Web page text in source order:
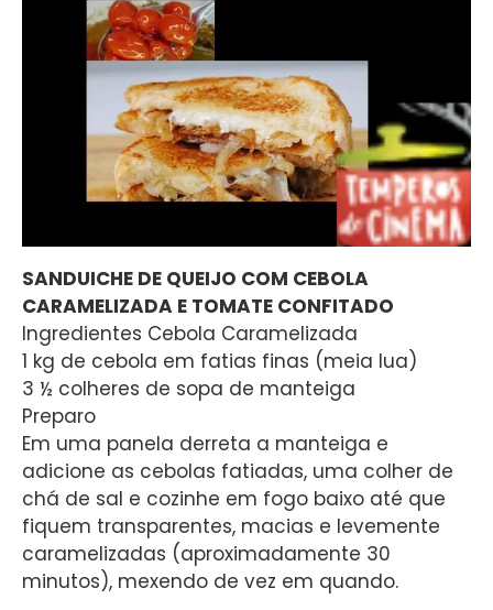
SANDUICHE DE QUEIJO COM CEBOLA
CARAMELIZADA E TOMATE CONFITADO
Ingredientes Cebola Caramelizada
1 kg de cebola em fatias finas (meia lua)
3 ½ colheres de sopa de manteiga
Preparo
Em uma panela derreta a manteiga e
adicione as cebolas fatiadas, uma colher de
chá de sal e cozinhe em fogo baixo até que
fiquem transparentes, macias e levemente
caramelizadas (aproximadamente 30
minutos), mexendo de vez em quando.